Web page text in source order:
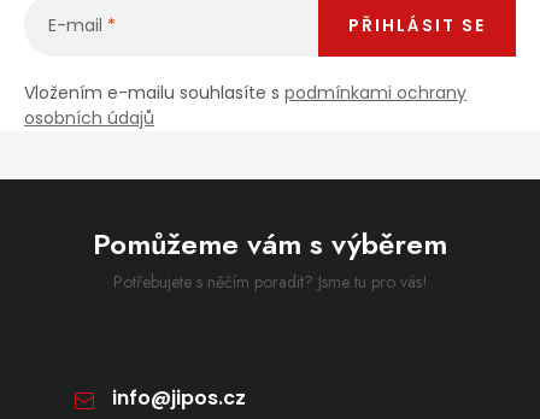
E-mail
Vložením e-mailu souhlasíte s podmínkami ochrany
osobních údajů
PŘIHLÁSIT SE
Pomůžeme vám s výběrem
Potřebujete s něčím poradit? Jsme tu pro vás!
info@jipos.cz